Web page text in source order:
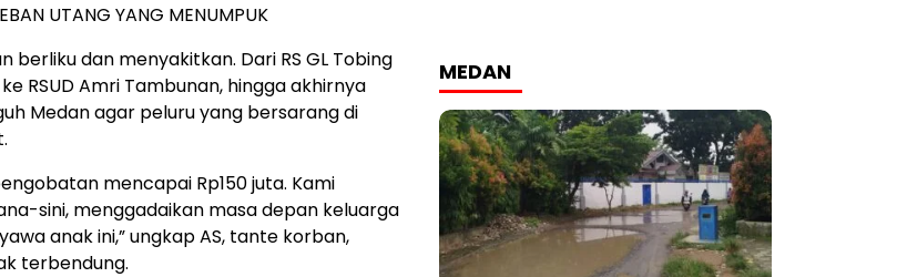
UTANG YANG MENUMPUK
berliku dan menyakitkan. Dari RS GL Tobing
RSUD Amri Tambunan, hingga akhirnya
Medan agar peluru yang bersarang di
mencapai Rp150 juta. Kami
sini, menggadaikan masa depan keluarga
anak ini,” ungkap AS, tante korban,
terbendung.
MEDAN